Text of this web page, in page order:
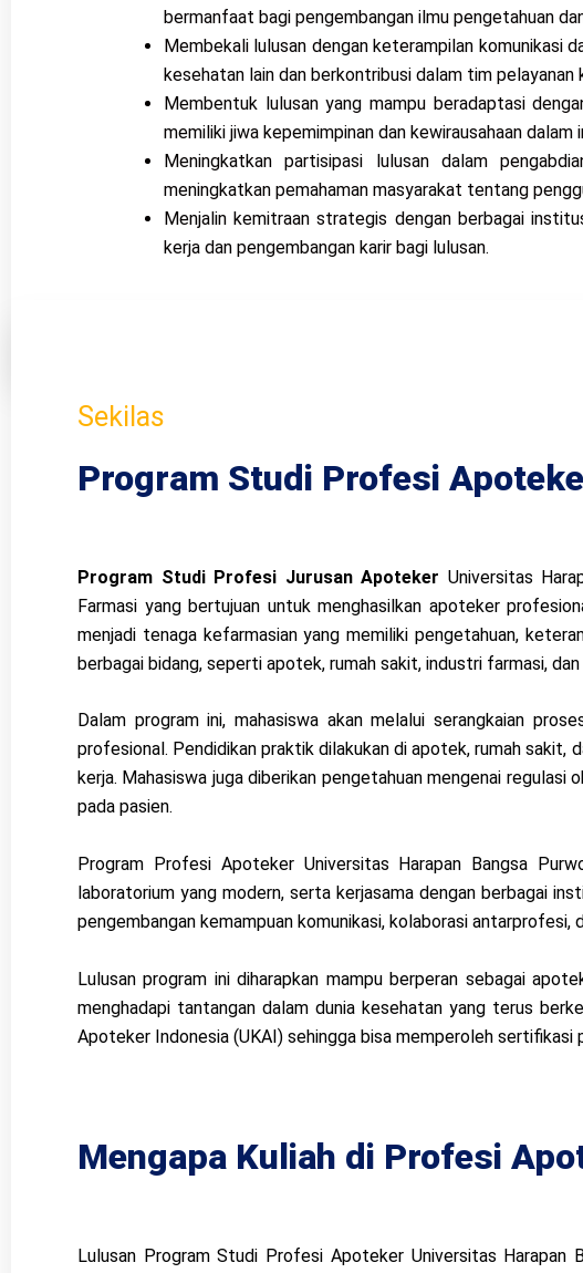
bermanfaat bagi pengembangan ilmu pengetahuan
Membekali lulusan dengan keterampilan komunikasi
kesehatan lain dan berkontribusi dalam tim pelayanan
Membentuk lulusan yang mampu beradaptasi
memiliki jiwa kepemimpinan dan kewirausahaan dalam
Meningkatkan partisipasi lulusan dalam
meningkatkan pemahaman masyarakat tentang
Menjalin kemitraan strategis dengan berbagai
kerja dan pengembangan karir bagi lulusan.
Sekilas
Program Studi Profesi
Program Studi Profesi Jurusan Apoteker Universitas
Farmasi yang bertujuan untuk menghasilkan apoteker
menjadi tenaga kefarmasian yang memiliki pengetahuan,
berbagai bidang, seperti apotek, rumah sakit, industri farmasi,
Dalam program ini, mahasiswa akan melalui serangkaian
profesional. Pendidikan praktik dilakukan di apotek, rumah sakit,
kerja. Mahasiswa juga diberikan pengetahuan mengenai
pada pasien.
Program Profesi Apoteker Universitas Harapan Bangsa
laboratorium yang modern, serta kerjasama dengan berbagai
pengembangan kemampuan komunikasi, kolaborasi antarprofesi,
Lulusan program ini diharapkan mampu berperan sebagai
menghadapi tantangan dalam dunia kesehatan yang terus
Apoteker Indonesia (UKAI) sehingga bisa memperoleh sertifikasi
Mengapa Kuliah di Profesi
Lulusan Program Studi Profesi Apoteker Universitas